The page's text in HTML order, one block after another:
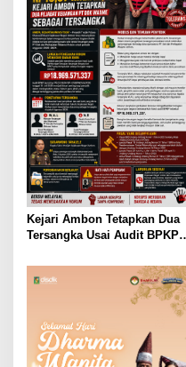
Kejari Ambon Tetapkan Dua
Tersangka Usai Audit BPKP
Rp18,97 Miliar di PT Dok
Waiame